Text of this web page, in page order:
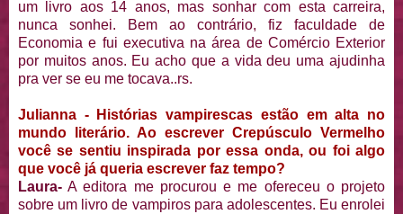
um livro aos 14 anos, mas sonhar com esta carreira,
nunca sonhei. Bem ao contrário, fiz faculdade de
Economia e fui executiva na área de Comércio Exterior
por muitos anos. Eu acho que a vida deu uma ajudinha
pra ver se eu me tocava..rs.
Julianna - Histórias vampirescas estão em alta no
mundo literário. Ao escrever Crepúsculo Vermelho
você se sentiu inspirada por essa onda, ou foi algo
que você já queria escrever faz tempo?
Laura- A editora me procurou e me ofereceu o projeto
sobre um livro de vampiros para adolescentes. Eu enrolei